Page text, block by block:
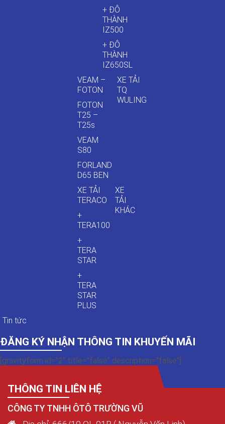
+ ĐÔ
THÀNH
IZ500
+ ĐÔ
THÀNH
IZ650SL
VEAM –
FOTON
FOTON
T25 –
T25s
VEAM
S80
FORLAND
D65 BEN
XE TẢI
TQ
WULING
XE TẢI
TERACO
+
TERA100
+
TERA
STAR
+
TERA
STAR
PLUS
XE
TẢI
KHÁC
Tin tức
ĐĂNG KÝ NHẬN THÔNG TIN KHUYẾN MÃI
[gravityform id="2" title="false" description="false"]
THÔNG TIN LIÊN HỆ
CÔNG TY TNHH ÔTÔ TRƯỜNG VŨ